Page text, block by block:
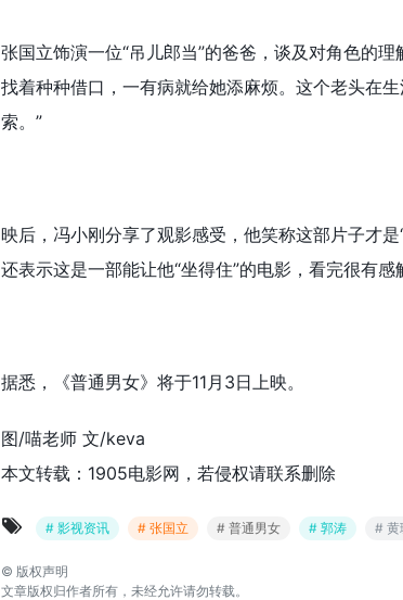
张国立饰演一位“吊儿郎当”的爸爸，谈及对角色的
找着种种借口，一有病就给她添麻烦。这个老头在
索。”
映后，冯小刚分享了观影感受，他笑称这部片子才
还表示这是一部能让他“坐得住”的电影，看完很有感
据悉，《普通男女》将于11月3日上映。
图/喵老师 文/keva
本文转载：1905电影网，若侵权请联系删除
# 影视资讯 # 张国立 # 普通男女 # 郭涛 # 黄
© 版权声明
文章版权归作者所有，未经允许请勿转载。